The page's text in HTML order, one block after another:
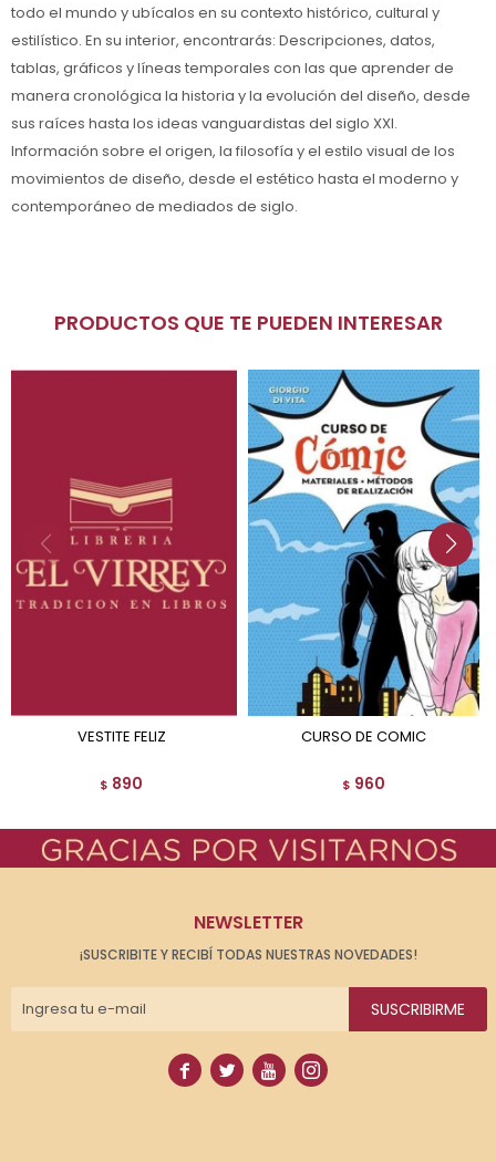
todo el mundo y ubícalos en su contexto histórico, cultural y
estilístico. En su interior, encontrarás: Descripciones, datos,
tablas, gráficos y líneas temporales con las que aprender de
manera cronológica la historia y la evolución del diseño, desde
sus raíces hasta los ideas vanguardistas del siglo XXI.
Información sobre el origen, la filosofía y el estilo visual de los
movimientos de diseño, desde el estético hasta el moderno y
contemporáneo de mediados de siglo.
PRODUCTOS QUE TE PUEDEN INTERESAR
VESTITE FELIZ
$ 890
CURSO DE COMIC
$ 960
NEWSLETTER
¡SUSCRIBITE Y RECIBÍ TODAS NUESTRAS NOVEDADES!
SUSCRIBIRME
   